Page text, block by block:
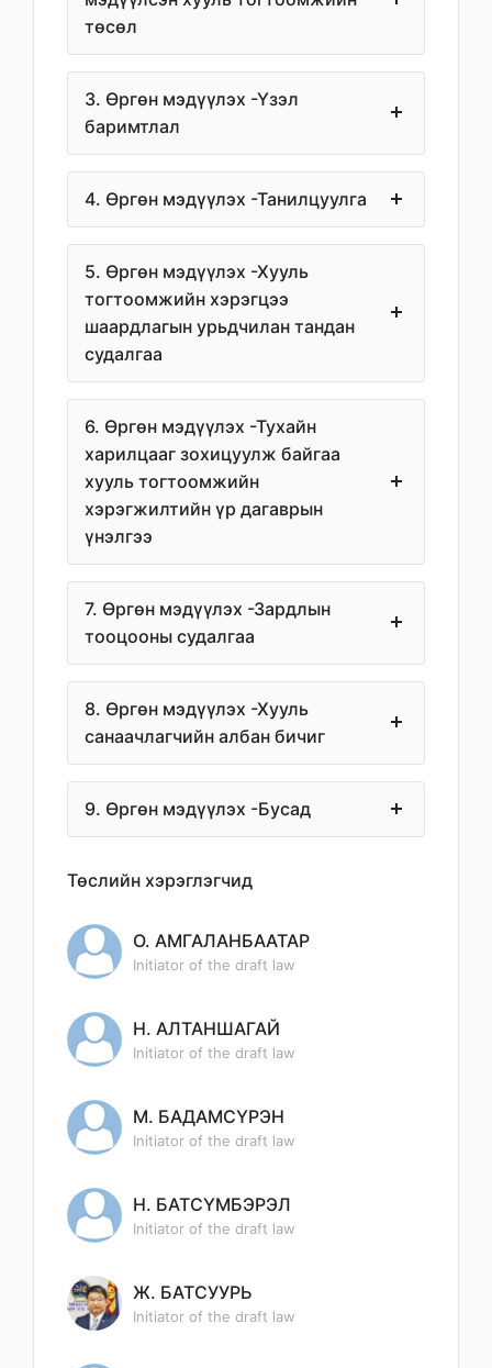
төсөл
3. Өргөн мэдүүлэх -Үзэл
баримтлал
4. Өргөн мэдүүлэх -Танилцуулга
5. Өргөн мэдүүлэх -Хууль
тогтоомжийн хэрэгцээ
шаардлагын урьдчилан тандан
судалгаа
6. Өргөн мэдүүлэх -Тухайн
харилцааг зохицуулж байгаа
хууль тогтоомжийн
хэрэгжилтийн үр дагаврын
үнэлгээ
7. Өргөн мэдүүлэх -Зардлын
тооцооны судалгаа
8. Өргөн мэдүүлэх -Хууль
санаачлагчийн албан бичиг
9. Өргөн мэдүүлэх -Бусад
Төслийн хэрэглэгчид
О. АМГАЛАНБААТАР
Initiator of the draft law
Н. АЛТАНШАГАЙ
Initiator of the draft law
М. БАДАМСҮРЭН
Initiator of the draft law
Н. БАТСҮМБЭРЭЛ
Initiator of the draft law
Ж. БАТСУУРЬ
Initiator of the draft law